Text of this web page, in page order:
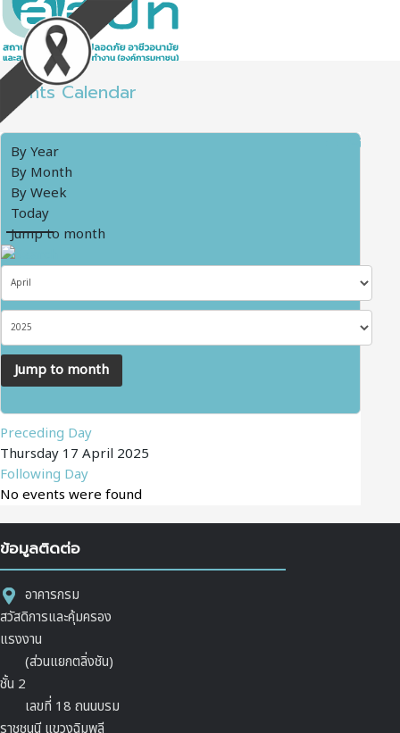
Events Calendar
By Year
By Month
By Week
Today
Jump to month
Jump to month
Preceding Day
Thursday 17 April 2025
Following Day
No events were found
ข้อมูลติดต่อ
อาคารกรม
สวัสดิการและคุ้มครอง
แรงงาน
(ส่วนแยกตลิ่งชัน)
ชั้น 2
เลขที่ 18 ถนนบรม